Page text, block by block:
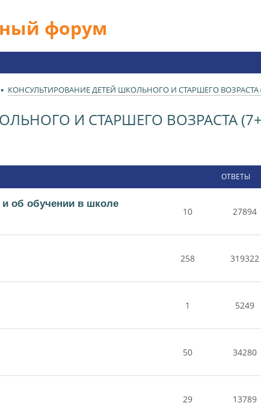
форум
КОНСУЛЬТИРОВАНИЕ ДЕТЕЙ ШКОЛЬНОГО И СТАРШЕГО ВОЗРАСТА
И СТАРШЕГО ВОЗРАСТА
ОТВЕТЫ
и об обучении в школе
10 27894
258 319322
1 5249
50 34280
29 13789